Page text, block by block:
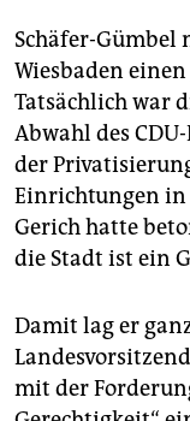
Schäfer-Gümbel
Wiesbaden
Tatsächlich war
Abwahl des
der
Einrichtungen in
Gerich hatte
die Stadt ist ein
Damit lag er
mit der